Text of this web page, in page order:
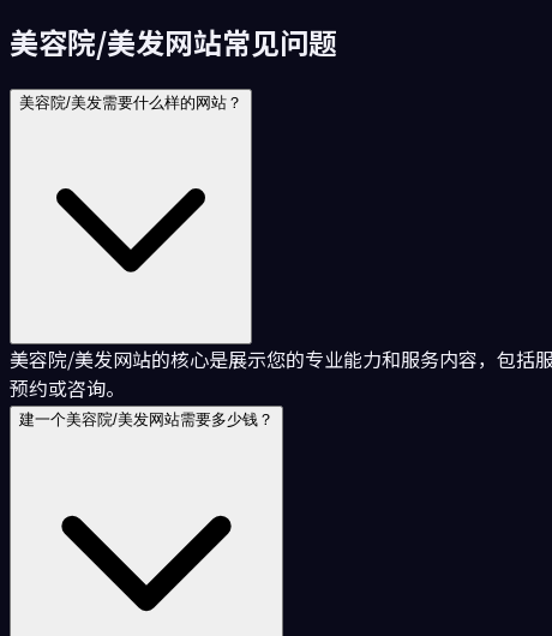
美容院/美发网站常见问题
美容院/美发需要什么样的网站？
美容院/美发网站的核心是展示您的专业能力和服务内容，包
预约或咨询。
建一个美容院/美发网站需要多少钱？